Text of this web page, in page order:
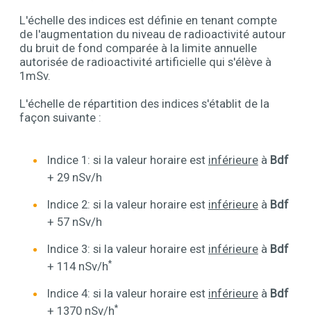
L'échelle des indices est définie en tenant compte
de l'augmentation du niveau de radioactivité autour
du bruit de fond comparée à la limite annuelle
autorisée de radioactivité artificielle qui s'élève à
1mSv.
L'échelle de répartition des indices s'établit de la
façon suivante :
Indice 1: si la valeur horaire est inférieureà Bdf
+ 29 nSv/h
Indice 2: si la valeur horaire est inférieureà Bdf
+ 57 nSv/h
Indice 3: si la valeur horaire est inférieureà Bdf
+ 114 nSv/h*
Indice 4: si la valeur horaire est inférieureà Bdf
+ 1370 nSv/h*